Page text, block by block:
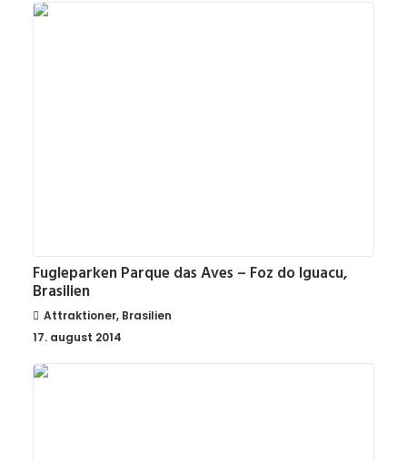
Fugleparken Parque das Aves – Foz do Iguacu,
Brasilien
Attraktioner, Brasilien
17. august 2014